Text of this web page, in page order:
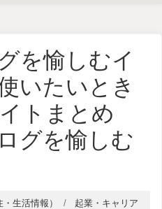
を愉しむイ
いたいとき
トまとめ
グを愉しむ
生活情報）
起業・キャリア